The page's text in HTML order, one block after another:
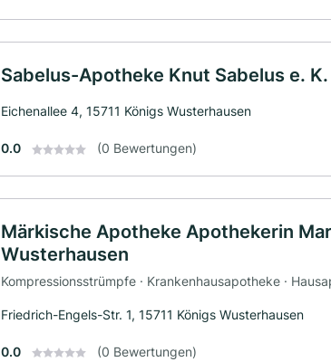
Sabelus-Apotheke Knut Sabelus e. K.
Eichenallee 4, 15711 Königs Wusterhausen
0.0 (0 Bewertungen)
Märkische Apotheke Apothekerin
Wusterhausen
Kompressionsstrümpfe · Krankenhausapotheke ·
Friedrich-Engels-Str. 1, 15711 Königs Wusterhausen
0.0 (0 Bewertungen)